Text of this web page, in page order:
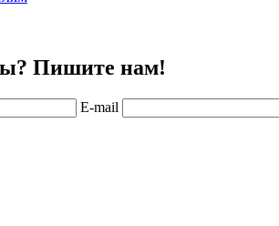
Пишите нам!
E-mail